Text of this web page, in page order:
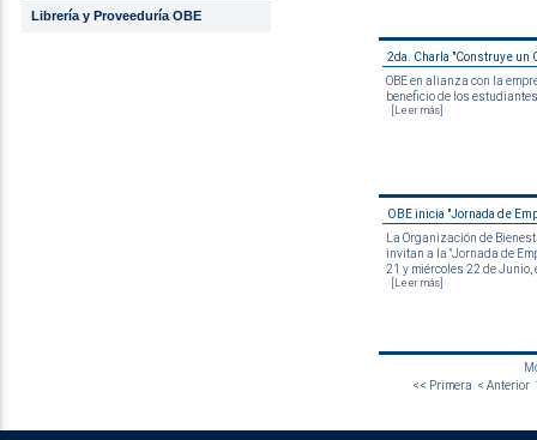
Librería y Proveeduría OBE
2da. Charla "Construye un
OBE en alianza con la
beneficio de los
[Leer más]
OBE inicia "Jornada de
La Organización de
invitan a la "Jornada de
21 y miércoles 22 de Junio,
[Leer más]
<< Primera < Anterior